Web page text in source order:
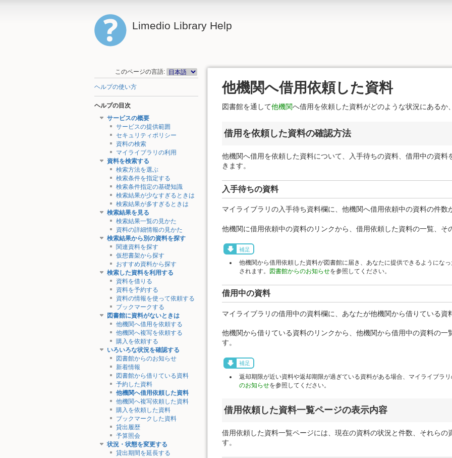
Limedio Library Help
このページの言語:
ヘルプの使い方
ヘルプの目次
サービスの概要
サービスの提供範囲
セキュリティポリシー
資料の検索
マイライブラリの利用
資料を検索する
検索方法を選ぶ
検索条件を指定する
検索条件指定の基礎知識
検索結果が少なすぎるときは
検索結果が多すぎるときは
検索結果を見る
検索結果一覧の見かた
資料の詳細情報の見かた
検索結果から別の資料を探す
関連資料を探す
仮想書架から探す
おすすめ資料から探す
検索した資料を利用する
資料を借りる
資料を予約する
資料の情報を使って依頼する
ブックマークする
図書館に資料がないときは
他機関へ借用を依頼する
他機関へ複写を依頼する
購入を依頼する
いろいろな状況を確認する
図書館からのお知らせ
新着情報
図書館から借りている資料
予約した資料
他機関へ借用依頼した資料
他機関へ複写依頼した資料
購入を依頼した資料
ブックマークした資料
貸出履歴
予算照会
状況・状態を変更する
貸出期間を延長する
他機関へ借用依頼した資料
図書館を通して他機関へ借用を依頼した資料がどのような状況にある
借用を依頼した資料の確認方法
他機関へ借用を依頼した資料について、入手待ちの資料、借用中の資
きます。
入手待ちの資料
マイライブラリの入手待ち資料欄に、他機関へ借用依頼中の資料の件数
他機関に借用依頼中の資料のリンクから、借用依頼した資料の一覧、そ
補足
他機関から借用依頼した資料が図書館に届き、あなたに提供できるようにな
されます。
図書館からのお知らせを参照してください。
借用中の資料
マイライブラリの借用中の資料欄に、あなたが他機関から借りている資
他機関から借りている資料のリンクから、他機関から借用中の資料の一
す。
補足
返却期限が近い資料や返却期限が過ぎている資料がある場合、マイライブラ
のお知らせを参照してください。
借用依頼した資料一覧ページの表示内容
借用依頼した資料一覧ページには、現在の資料の状況と件数、それら
す。